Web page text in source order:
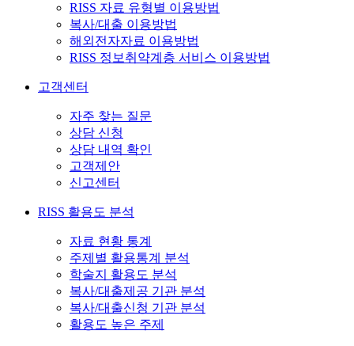
RISS 자료 유형별 이용방법
복사/대출 이용방법
해외전자자료 이용방법
RISS 정보취약계층 서비스 이용방법
고객센터
자주 찾는 질문
상담 신청
상담 내역 확인
고객제안
신고센터
RISS 활용도 분석
자료 현황 통계
주제별 활용통계 분석
학술지 활용도 분석
복사/대출제공 기관 분석
복사/대출신청 기관 분석
활용도 높은 주제